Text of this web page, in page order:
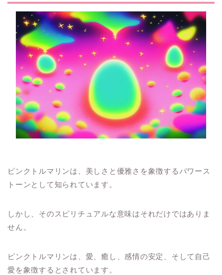
ピンクトルマリンは、美しさと優雅さを象徴するパワース
トーンとして知られています。
しかし、そのスピリチュアルな意味はそれだけではありま
せん。
ピンクトルマリンは、愛、癒し、感情の安定、そして自己
愛を象徴するとされています。